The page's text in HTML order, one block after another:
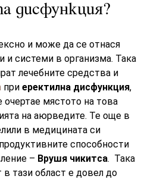
дисфункция?
и може да се отнася
и системи в организма. Така
лечебните средства и
приеректилна дисфункция,
мястото на това
на аюрведите. Те още в
в медицината си
способности
– Врушя чикитса. Така
в тази област е довел до